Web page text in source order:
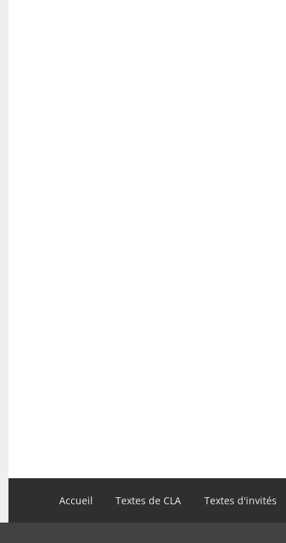
Navigation
principale
Accueil Textes de CLA Textes d'invités